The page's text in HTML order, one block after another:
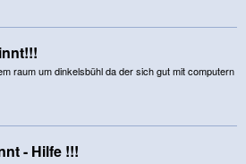
raum um dinkelsbühl da der sich gut mit computern
- Hilfe !!!